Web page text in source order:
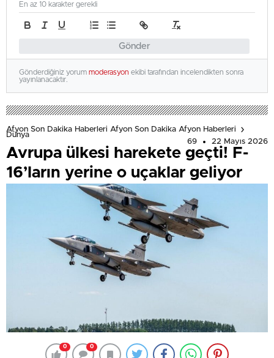
Gönder
En az 10 karakter gerekli
Gönderdiğiniz yorum moderasyon ekibi tarafından incelendikten sonra
yayınlanacaktır.
Afyon Son Dakika Haberleri Afyon Son Dakika Afyon Haberleri
Dünya
69
22 Mayıs 2026
Avrupa ülkesi harekete geçti! F-
16’ların yerine o uçaklar geliyor
0 0